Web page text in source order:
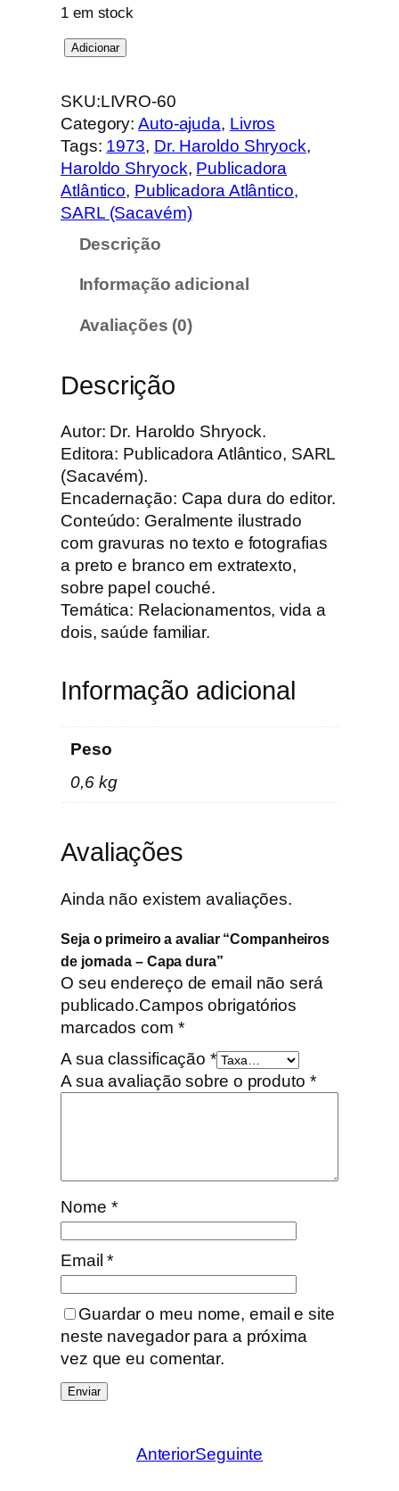
1 em stock
Q
a
n
t
i
d
a
p
n
h
e
i
r
o
s
d
e
j
n
C
p
d
r
a
Adicionar
SKU:LIVRO-60
Category:Auto-ajuda, Livros
Tags: 1973, Dr. Haroldo Shryock
Haroldo Shryock, Publicadora
Atlântico, Publicadora Atlântico,
SARL (Sacavém)
Descrição
Informação adicional
Avaliações (0)
Descrição
Autor: Dr. Haroldo Shryock.
Editora: Publicadora Atlântico, SARL
(Sacavém).
Encadernação: Capa dura do editor.
Conteúdo: Geralmente ilustrado
com gravuras no texto e fotografias
a preto e branco em extratexto,
sobre papel couché.
Temática: Relacionamentos, vida a
dois, saúde familiar.
Informação adicional
Peso
0,6 kg
Avaliações
Ainda não existem avaliações.
Seja o primeiro a avaliar “Companheiros
de jornada – Capa dura”
O seu endereço de email não será
publicado.Campos obrigatórios
marcados com *
A sua classificação *
A sua avaliação sobre o produto *
Nome *
Email*
Guardar o meu nome, email e site
neste navegador para a próxima
vez que eu comentar.
AnteriorSeguinte